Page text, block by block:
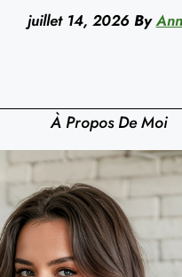
juillet 14, 2026 By
À Propos De Moi